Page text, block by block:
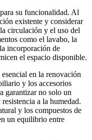
su funcionalidad. Al
existente y considerar
circulación y el uso del
como el lavabo, la
incorporación de
el espacio disponible.
en la renovación
y los accesorios
garantizar no solo un
a la humedad.
y los compuestos de
un equilibrio entre